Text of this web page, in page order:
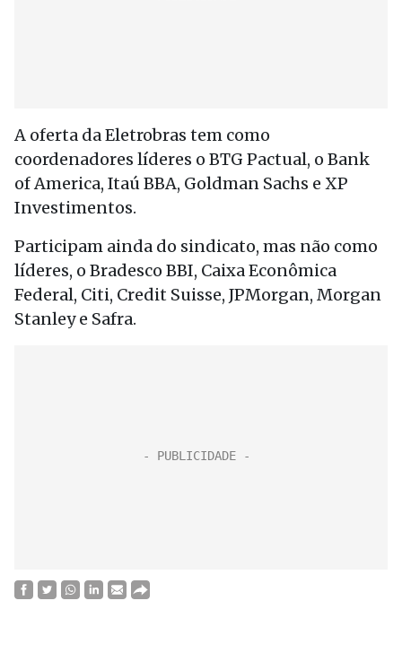
A oferta da Eletrobras tem como
coordenadores líderes o BTG Pactual, o Bank
of America, Itaú BBA, Goldman Sachs e XP
Investimentos.
Participam ainda do sindicato, mas não como
líderes, o Bradesco BBI, Caixa Econômica
Federal, Citi, Credit Suisse, JPMorgan, Morgan
Stanley e Safra.